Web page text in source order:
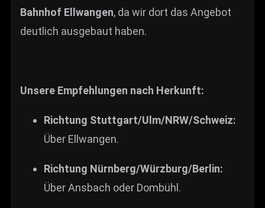
Bahnhof Ellwangen, da wir dort das Angebot
deutlich ausgebaut haben.
Unsere Empfehlungen nach Herkunft:
Richtung Stuttgart/Ulm/NRW/Schweiz:
Über Ellwangen.
Richtung Nürnberg/Würzburg/Berlin:
Über Ansbach oder Dombühl.